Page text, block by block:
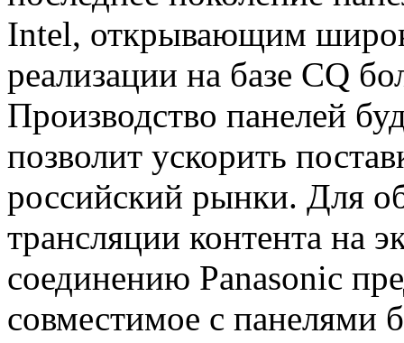
Intel, открывающим
реализации на базе CQ
Производство панелей
позволит ускорить
российский рынки. Для
трансляции контента на
соединению Panasonic
совместимое с панелями